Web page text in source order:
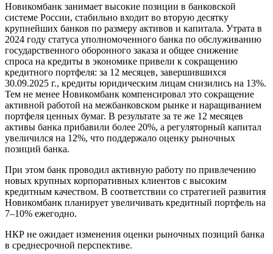
Новикомбанк занимает высокие позиции в банковской
системе России, стабильно входит во вторую десятку
крупнейших банков по размеру активов и капитала. Утрата в
2024 году статуса уполномоченного банка по обслуживанию
государственного оборонного заказа и общее снижение
спроса на кредиты в экономике привели к сокращению
кредитного портфеля: за 12 месяцев, завершившихся
30.09.2025 г., кредиты юридическим лицам снизились на 13%.
Тем не менее Новикомбанк компенсировал это сокращение
активной работой на межбанковском рынке и наращиванием
портфеля ценных бумаг. В результате за те же 12 месяцев
активы банка прибавили более 20%, а регуляторный капитал
увеличился на 12%, что поддержало оценку рыночных
позиций банка.
При этом банк проводил активную работу по привлечению
новых крупных корпоративных клиентов с высоким
кредитным качеством. В соответствии со стратегией развития
Новикомбанк планирует увеличивать кредитный портфель на
7–10% ежегодно.
НКР не ожидает изменения оценки рыночных позиций банка
в среднесрочной перспективе.